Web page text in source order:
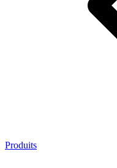
Produits